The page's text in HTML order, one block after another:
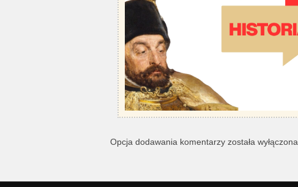
Opcja dodawania komentarzy została wyłączona.